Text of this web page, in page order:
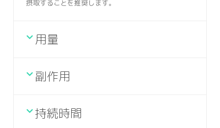
摂取することを推奨します。
用量
副作用
持続時間